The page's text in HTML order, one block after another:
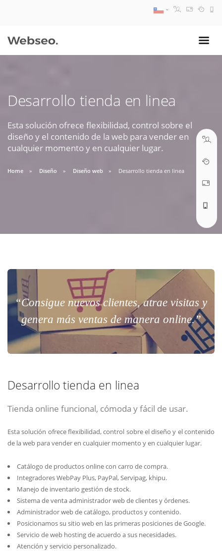
Desarrollo tienda en linea
Esta solución ofrece flexibilidad, control sobre el
diseño y el contenido de la web para vender en
cualquier momento y en cualquier lugar.
Home Diseño Diseño web Desarrollo tienda en linea
“Consigue nuevos clientes, atrae visitas y
genera más ventas de manera online.”
Desarrollo tienda en linea
Tienda online funcional, cómoda y fácil de usar.
Esta solución ofrece flexibilidad, control sobre el diseño y el contenido
de la web para vender en cualquier momento y en cualquier lugar.
Catálogo de productos online con carro de compra.
Integradores WebPay Plus, PayPal, Servipag, khipu.
Manejo de inventario gestión de stock.
Sistema de venta administrador web de clientes y órdenes.
Administrador web de catálogo, productos y contenido.
Posicionamos su sitio web en las primeras posiciones de Google.
Servicio de web hosting de acuerdo a sus necesidades.
Atención y servicio personalizado.
09:30 AM A 18:30 PM
soporte@webseo.cl
ABRIR TICKET